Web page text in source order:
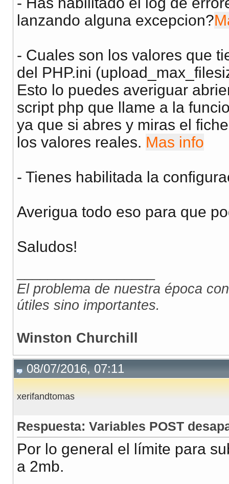
lanzando alguna excepcion?
- Cuales son los valores que
del PHP.ini
Esto lo puedes averiguar
script php que llame a la
ya que si abres y miras el
los valores reales. Mas info
- Tienes habilitada la
Averigua todo eso para que
Saludos!
El problema de nuestra época
útiles sino importantes.
Winston Churchill
08/07/2016, 07:11
xerifandtomas
Respuesta: Variables POST
Por lo general el límite para
a 2mb.